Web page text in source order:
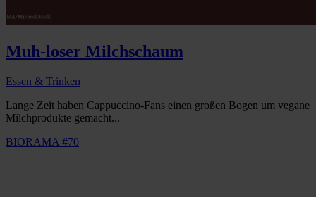
Muh-loser Milchschaum
Essen & Trinken
Lange Zeit haben Cappuccino-Fans einen großen Bogen um vegane
Milchprodukte gemacht...
BIORAMA #70